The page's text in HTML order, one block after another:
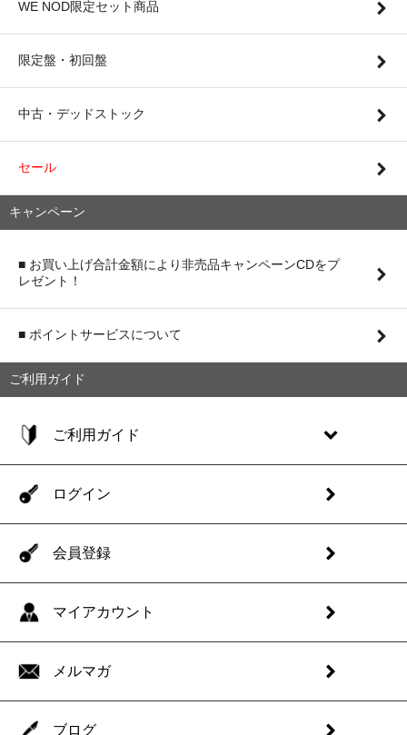
WE NOD限定セット商品
限定盤・初回盤
中古・デッドストック
セール
キャンペーン
■ お買い上げ合計金額により非売品キャンペーンCDをプ
レゼント！
■ ポイントサービスについて
ご利用ガイド
ご利用ガイド
ログイン
会員登録
マイアカウント
メルマガ
ブログ